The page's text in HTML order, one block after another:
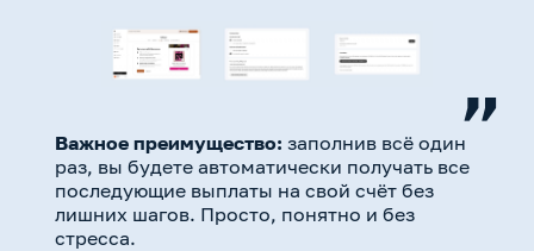
Важное преимущество: заполнив всё один
раз, вы будете автоматически получать все
последующие выплаты на свой счёт без
лишних шагов. Просто, понятно и без
стресса.